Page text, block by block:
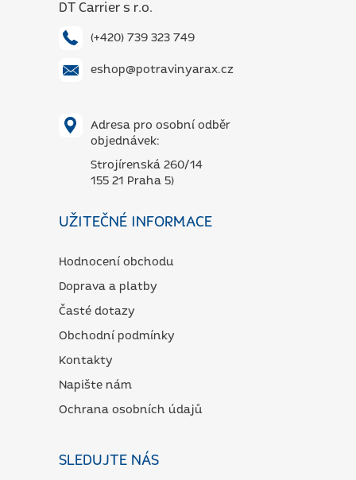
DT Carrier s r.o.
(+420) 739 323 749
eshop@potravinyarax.cz
Adresa pro osobní odběr
objednávek:
Strojírenská 260/14
155 21 Praha 5)
UŽITEČNÉ INFORMACE
Hodnocení obchodu
Doprava a platby
Časté dotazy
Obchodní podmínky
Kontakty
Napište nám
Ochrana osobních údajů
SLEDUJTE NÁS